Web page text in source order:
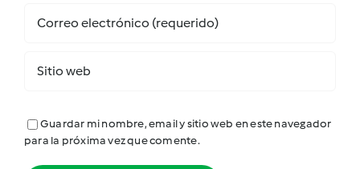
Guardar mi nombre, email y sitio web en este navegador
para la próxima vez que comente.